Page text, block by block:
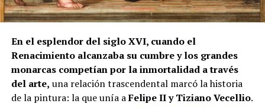
la ayuda de su padre. También se atribuía una reja
para la capilla mayor de la misma iglesia
Casa Grande de San Francisco de Sevilla.
Por tanto, más que buscar una sola mano, resulta
más correcto hablar del taller de los Ríos. Cristóbal
habría transmitido el oficio a sus hijos, mientras
En el esplendor del siglo XVI, cuando el
Renacimiento alcanzaba su cumbre y los grandes
monarcas competían por la inmortalidad a través
del arte, una relación trascendental marcó la historia
de la pintura: la que unía aFelipe II y Tiziano Vecellio.